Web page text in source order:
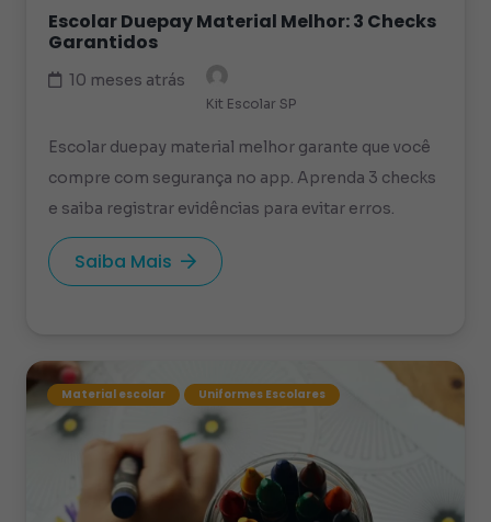
Escolar Duepay Material Melhor: 3 Checks
Garantidos
10 meses atrás
Kit Escolar SP
Escolar duepay material melhor garante que você
compre com segurança no app. Aprenda 3 checks
e saiba registrar evidências para evitar erros.
Saiba Mais
Material escolar Uniformes Escolares